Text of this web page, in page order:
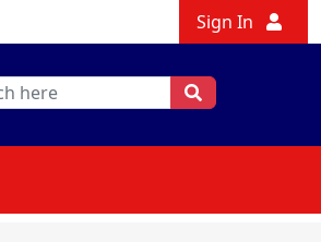
Sign In